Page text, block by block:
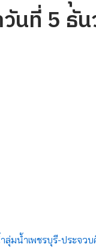
นที่ 5 ธั
มน้ำเพชรบุรี-ประจว